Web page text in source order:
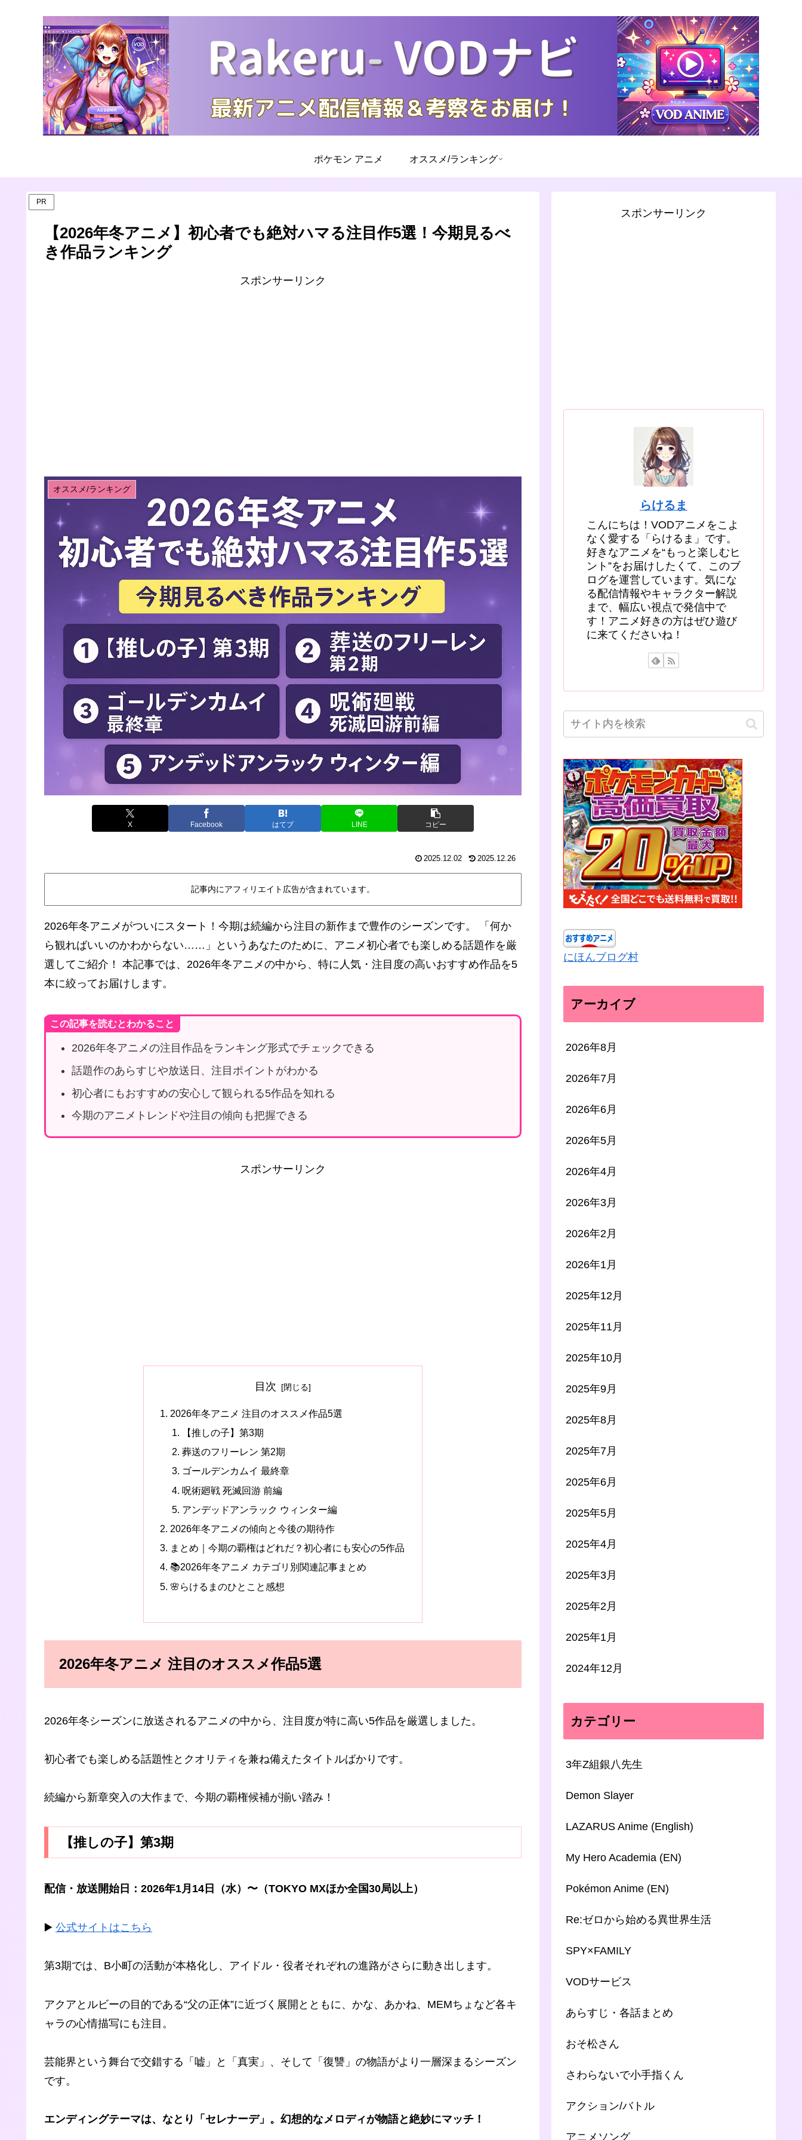
ポケモン アニメ オススメ/ランキング
PR
【2026年冬アニメ】初心者でも絶対ハマる注目作5選！今期見るべ
き作品ランキング
スポンサーリンク
オススメ/ランキング
X Facebook はてブ LINE コピー
2025.12.02 2025.12.26
記事内にアフィリエイト広告が含まれています。
2026年冬アニメがついにスタート！今期は続編から注目の新作まで豊作のシーズンです。 「何か
ら観ればいいのかわからない……」というあなたのために、アニメ初心者でも楽しめる話題作を厳
選してご紹介！ 本記事では、2026年冬アニメの中から、特に人気・注目度の高いおすすめ作品を5
本に絞ってお届けします。
この記事を読むとわかること
2026年冬アニメの注目作品をランキング形式でチェックできる
話題作のあらすじや放送日、注目ポイントがわかる
初心者にもおすすめの安心して観られる5作品を知れる
今期のアニメトレンドや注目の傾向も把握できる
スポンサーリンク
目次
2026年冬アニメ 注目のオススメ作品5選
【推しの子】第3期
葬送のフリーレン 第2期
ゴールデンカムイ 最終章
呪術廻戦 死滅回游 前編
アンデッドアンラック ウィンター編
2026年冬アニメの傾向と今後の期待作
まとめ｜今期の覇権はどれだ？初心者にも安心の5作品
📚2026年冬アニメ カテゴリ別関連記事まとめ
🌸らけるまのひとこと感想
2026年冬アニメ 注目のオススメ作品5選
2026年冬シーズンに放送されるアニメの中から、注目度が特に高い5作品を厳選しました。
初心者でも楽しめる話題性とクオリティを兼ね備えたタイトルばかりです。
続編から新章突入の大作まで、今期の覇権候補が揃い踏み！
【推しの子】第3期
配信・放送開始日：2026年1月14日（水）〜（TOKYO MXほか全国30局以上）
▶️ 公式サイトはこちら
第3期では、B小町の活動が本格化し、アイドル・役者それぞれの進路がさらに動き出します。
アクアとルビーの目的である“父の正体”に近づく展開とともに、かな、あかね、MEMちょなど各キ
ャラの心情描写にも注目。
芸能界という舞台で交錯する「嘘」と「真実」、そして「復讐」の物語がより一層深まるシーズン
です。
エンディングテーマは、なとり「セレナーデ」。幻想的なメロディが物語と絶妙にマッチ！
スポンサーリンク
らけるま
こんにちは！VODアニメをこよ
なく愛する「らけるま」です。
好きなアニメを“もっと楽しむヒ
ント”をお届けしたくて、このブ
ログを運営しています。気にな
る配信情報やキャラクター解説
まで、幅広い視点で発信中で
す！アニメ好きの方はぜひ遊び
に来てくださいね！
にほんブログ村
アーカイブ
2026年8月
2026年7月
2026年6月
2026年5月
2026年4月
2026年3月
2026年2月
2026年1月
2025年12月
2025年11月
2025年10月
2025年9月
2025年8月
2025年7月
2025年6月
2025年5月
2025年4月
2025年3月
2025年2月
2025年1月
2024年12月
カテゴリー
3年Z組銀八先生
Demon Slayer
LAZARUS Anime (English)
My Hero Academia (EN)
Pokémon Anime (EN)
Re:ゼロから始める異世界生活
SPY×FAMILY
VODサービス
あらすじ・各話まとめ
おそ松さん
さわらないで小手指くん
アクション/バトル
アニメソング